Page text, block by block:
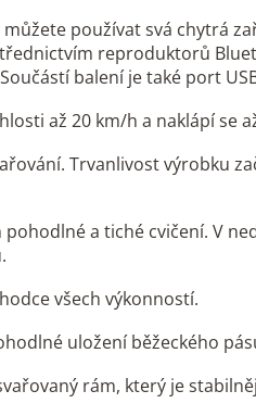
používat svá chytrá
reproduktorů
balení je také port
až 20 km/h a naklápí se
Trvanlivost výrobku
a tiché cvičení. V
všech výkonností.
uložení běžeckého
rám, který je